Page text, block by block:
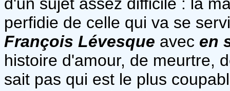
perfidie de celle qui va se
François Lévesque avec en
histoire d'amour, de meurtre,
sait pas qui est le plus